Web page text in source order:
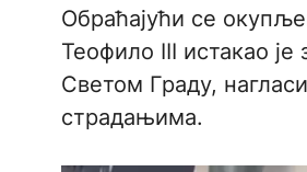
Обраћајући се
Теофило III истакао
Светом Граду,
страдањима.